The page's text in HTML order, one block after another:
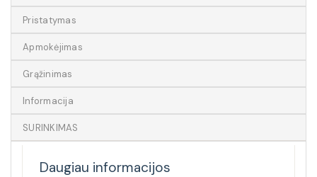
Pristatymas
Apmokėjimas
Grąžinimas
Informacija
SURINKIMAS
Daugiau informacijos